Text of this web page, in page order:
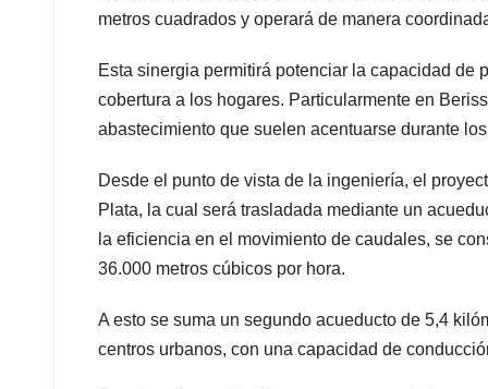
metros cuadrados y operará de manera
Esta sinergia permitirá potenciar la capacidad de
cobertura a los hogares. Particularmente en
abastecimiento que suelen acentuarse durante
Desde el punto de vista de la ingeniería, el
Plata, la cual será trasladada mediante un
la eficiencia en el movimiento de caudales, se
36.000 metros cúbicos por hora.
A esto se suma un segundo acueducto de 5,4
centros urbanos, con una capacidad de